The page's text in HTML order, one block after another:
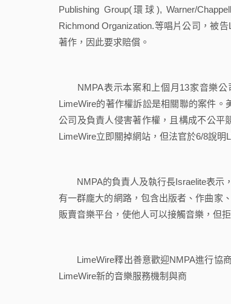
Publishing Group(環球), Warner/
Richmond Organization.等唱片公司，被
著作，因此要求賠償。
NMPA表示本案和上個月13家音樂公司
LimeWire的著作權訴訟是相關聯的案件
公司及負責人侵害著作權，且構成不公平
LimeWire立即關掉網站，但法官於6/8說明
NMPA的負責人及執行長Israelite表示，
有一群龐大的網路，包含出版者、作曲家
販賣音樂平台，使他人可以接觸音樂，但
LimeWire釋出善意歡迎NMPA進行協商
LimeWire新的音樂服務機制與商